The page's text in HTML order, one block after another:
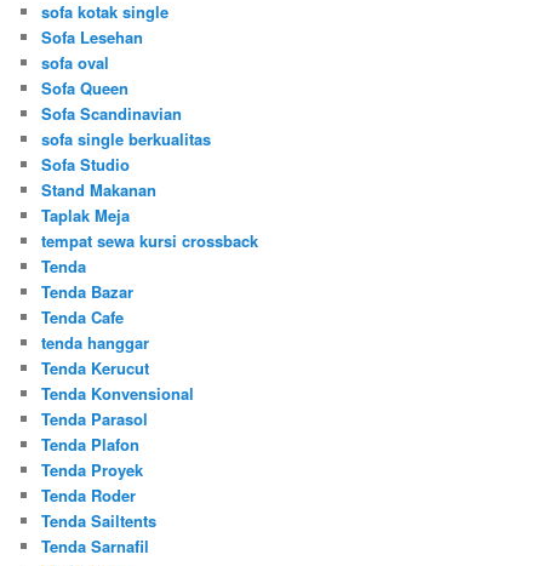
sofa kotak single
Sofa Lesehan
sofa oval
Sofa Queen
Sofa Scandinavian
sofa single berkualitas
Sofa Studio
Stand Makanan
Taplak Meja
tempat sewa kursi crossback
Tenda
Tenda Bazar
Tenda Cafe
tenda hanggar
Tenda Kerucut
Tenda Konvensional
Tenda Parasol
Tenda Plafon
Tenda Proyek
Tenda Roder
Tenda Sailtents
Tenda Sarnafil